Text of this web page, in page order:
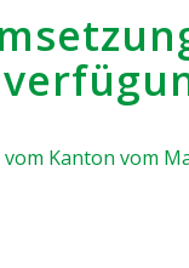
Kanton vom